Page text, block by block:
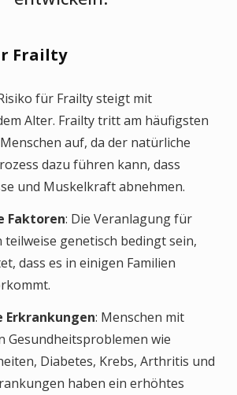
Frailty
für Frailty steigt mit
Alter. Frailty tritt am häufigsten
auf, da der natürliche
dazu führen kann, dass
und Muskelkraft abnehmen.
Faktoren: Die Veranlagung für
teilweise genetisch bedingt sein,
dass es in einigen Familien
Erkrankungen: Menschen mit
Gesundheitsproblemen wie
Diabetes, Krebs, Arthritis und
haben ein erhöhtes